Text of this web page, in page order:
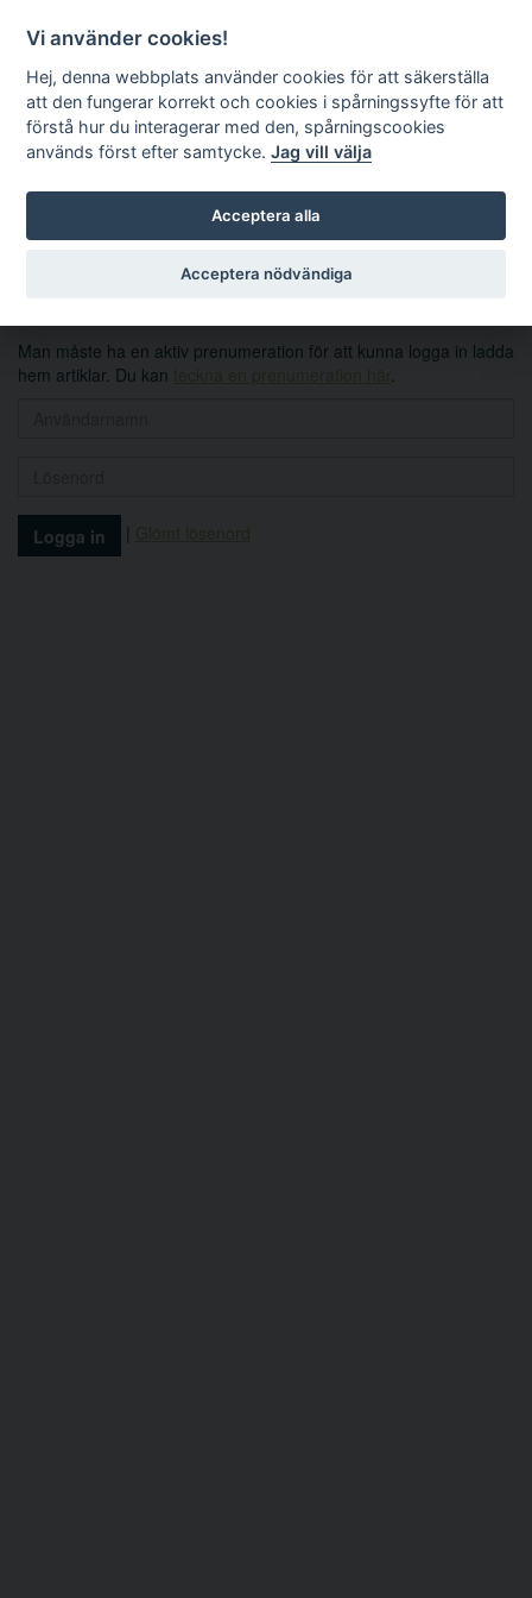
Sök
Logga in
Man måste ha en aktiv prenumeration för att kunna logga in ladda
hem artiklar. Du kan
|
Vi använder cookies!
Hej, denna webbplats använder cookies för att säkerställa
att den fungerar korrekt och cookies i spårningssyfte för att
förstå hur du interagerar med den, spårningscookies
används först efter samtycke.Jag vill välja
Acceptera alla
Acceptera nödvändiga